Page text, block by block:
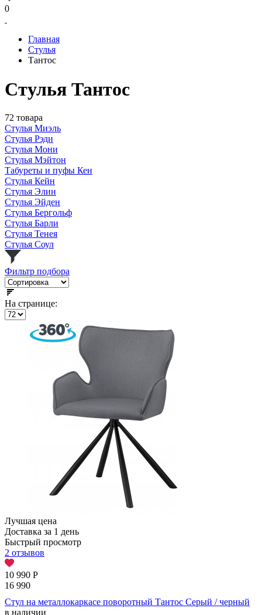
0
Главная
Стулья
Тантос
Стулья Тантос
72 товара
Стулья Миэль
Стулья Рэди
Стулья Мони
Стулья Мэйтон
Табуреты и пуфы Кен
Стулья Кейн
Стулья Элин
Стулья Эйден
Стулья Бергольф
Стулья Барли
Стулья Тенея
Стулья Соул
Фильтр подбора
На странице:
Лучшая цена
Доставка за 1 день
Быстрый просмотр
2 отзывов
10 990 Р
16 990
Стул на металлокаркасе поворотный Тантос Серый / черный
в наличии